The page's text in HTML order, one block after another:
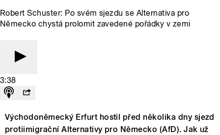
Robert Schuster: Po svém sjezdu se Alternativa pro
Německo chystá prolomit zavedené pořádky v zemi
3:38
Východoněmecký Erfurt hostil před několika dny sjezd
protiimigrační Alternativy pro Německo (AfD). Jak už